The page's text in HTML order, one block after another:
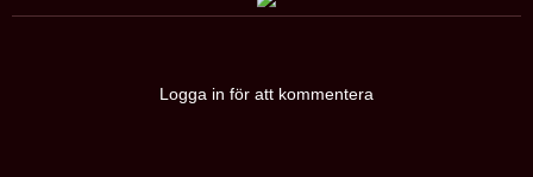
Logga in för att kommentera